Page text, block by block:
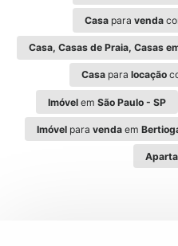
Casa para venda
Casa, Casas de Praia, Casas
Casa para locação
Imóvel emSão Paulo - SP
Imóvelpara vendaem